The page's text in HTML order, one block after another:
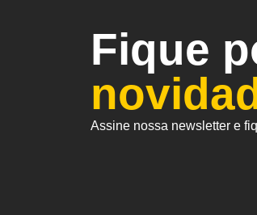
Fique
Assine nossa newsletter e